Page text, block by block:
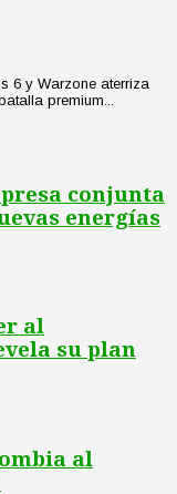
6 y Warzone aterriza
premium...
conjunta
energías
al
su plan
al